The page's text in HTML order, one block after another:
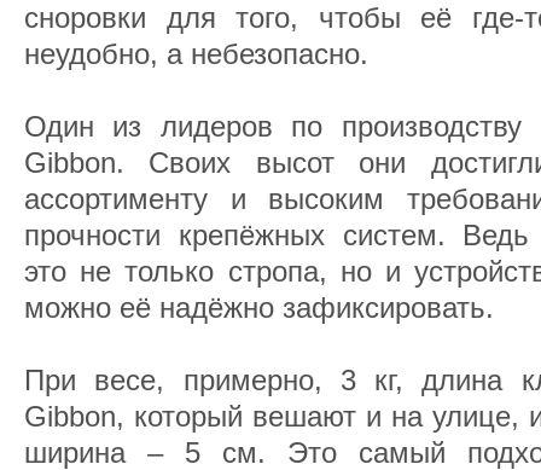
сноровки для того, чтобы её где-
неудобно, а небезопасно.
Один из лидеров по производству
Gibbon. Своих высот они
ассортименту и высоким
прочности крепёжных систем.
это не только стропа, но и
можно её надёжно зафиксировать.
При весе, примерно, 3 кг, длина
Gibbon, который вешают и на
ширина – 5 см. Это самый